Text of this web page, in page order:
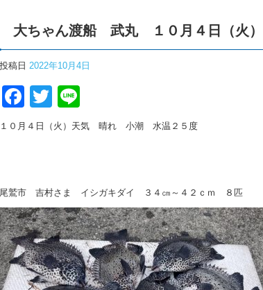
大ちゃん渡船 武丸 １０月４日（火
投稿日 2022年10月4日
Facebook
Twitter
１０月４日（火）天気 晴れ 小潮 水温２５度
尾鷲市 吉村さま イシガキダイ ３４㎝～４２ｃｍ ８匹